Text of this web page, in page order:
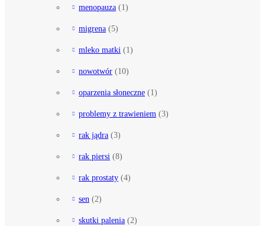
menopauza (1)
migrena (5)
mleko matki (1)
nowotwór (10)
oparzenia słoneczne (1)
problemy z trawieniem (3)
rak jądra (3)
rak piersi (8)
rak prostaty (4)
sen (2)
skutki palenia (2)